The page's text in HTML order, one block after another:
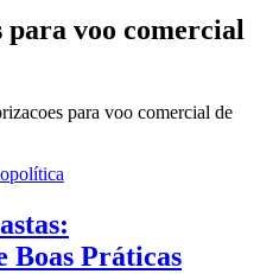
para voo comercial
para voo comercial de
Boas Práticas